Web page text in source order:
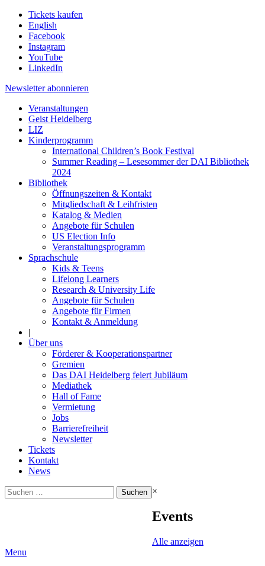
Tickets kaufen
English
Facebook
Instagram
YouTube
LinkedIn
Newsletter abonnieren
Veranstaltungen
Geist Heidelberg
LIZ
Kinderprogramm
International Children’s Book Festival
Summer Reading – Lesesommer der DAI Bibliothek
2024
Bibliothek
Öffnungszeiten & Kontakt
Mitgliedschaft & Leihfristen
Katalog & Medien
Angebote für Schulen
US Election Info
Veranstaltungsprogramm
Sprachschule
Kids & Teens
Lifelong Learners
Research & University Life
Angebote für Schulen
Angebote für Firmen
Kontakt & Anmeldung
|
Über uns
Förderer & Kooperationspartner
Gremien
Das DAI Heidelberg feiert Jubiläum
Mediathek
Hall of Fame
Vermietung
Jobs
Barrierefreiheit
Newsletter
Tickets
Kontakt
News
Suchen
nach:
×
Events
Alle anzeigen
Menu